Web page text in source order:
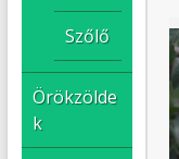
Szőlő
Örökzölde
k